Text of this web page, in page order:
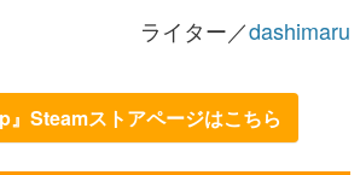
ライター／dashimaru
』Steamストアページはこちら